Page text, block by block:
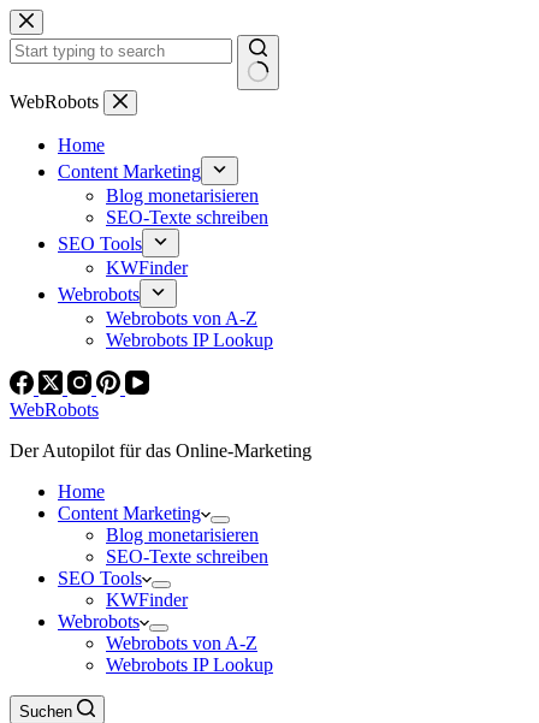
Zum
Inhalt
springen
Keine
WebRobots
Home
Content Marketing
Blog monetarisieren
SEO-Texte schreiben
SEO Tools
KWFinder
Webrobots
Webrobots von A-Z
Webrobots IP Lookup
WebRobots
Der Autopilot für das Online-Marketing
Home
Content Marketing
Blog monetarisieren
SEO-Texte schreiben
SEO Tools
KWFinder
Webrobots
Webrobots von A-Z
Webrobots IP Lookup
Suchen